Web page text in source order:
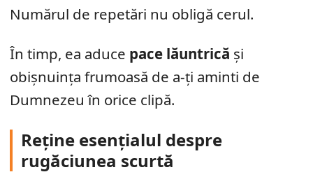
Numărul de repetări nu obligă cerul.
În timp, ea aduce pace lăuntrică și
obișnuința frumoasă de a-ți aminti de
Dumnezeu în orice clipă.
Reține esențialul despre
rugăciunea scurtă